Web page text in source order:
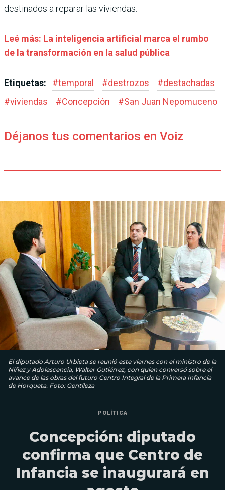
destinados a reparar las viviendas.
Leé más: La inteligencia artificial marca el rumbo
de la transformación en la salud pública
Etiquetas: #temporal #destrozos #destachadas
#viviendas #Concepción #San Juan Nepomuceno
Déjanos tus comentarios en Voiz
El diputado Arturo Urbieta se reunió este viernes con el ministro de la
Niñez y Adolescencia, Walter Gutiérrez, con quien conversó sobre el
avance de las obras del futuro Centro Integral de la Primera Infancia
de Horqueta. Foto: Gentileza
POLÍTICA
Concepción: diputado
confirma que Centro de
Infancia se inaugurará en